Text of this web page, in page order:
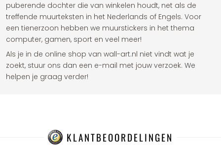
puberende dochter die van winkelen houdt, net als de
treffende muurteksten in het Nederlands of Engels. Voor
een tienerzoon hebben we muurstickers in het thema
computer, gamen, sport en veel meer!
Als je in de online shop van wall-art.nl niet vindt wat je
zoekt, stuur ons dan een e-mail met jouw verzoek. We
helpen je graag verder!
KLANTBEOORDELINGEN